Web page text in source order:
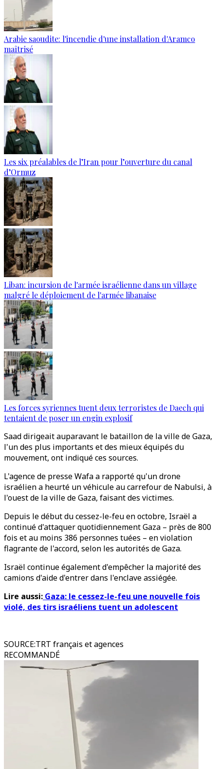
Arabie saoudite: l'incendie d'une installation d'Aramco
maîtrisé
Les six préalables de l’Iran pour l’ouverture du canal
d’Ormuz
Liban: incursion de l'armée israélienne dans un village
malgré le déploiement de l'armée libanaise
Les forces syriennes tuent deux terroristes de Daech qui
tentaient de poser un engin explosif
Saad dirigeait auparavant le bataillon de la ville de Gaza,
l'un des plus importants et des mieux équipés du
mouvement, ont indiqué ces sources.
L'agence de presse Wafa a rapporté qu'un drone
israélien a heurté un véhicule au carrefour de Nabulsi, à
l'ouest de la ville de Gaza, faisant des victimes.
Depuis le début du cessez-le-feu en octobre, Israël a
continué d'attaquer quotidiennement Gaza – près de 800
fois et au moins 386 personnes tuées – en violation
flagrante de l'accord, selon les autorités de Gaza.
Israël continue également d'empêcher la majorité des
camions d'aide d'entrer dans l'enclave assiégée.
Lire aussi: Gaza: le cessez-le-feu une nouvelle fois
violé, des tirs israéliens tuent un adolescent
SOURCE:TRT français et agences
RECOMMANDÉ